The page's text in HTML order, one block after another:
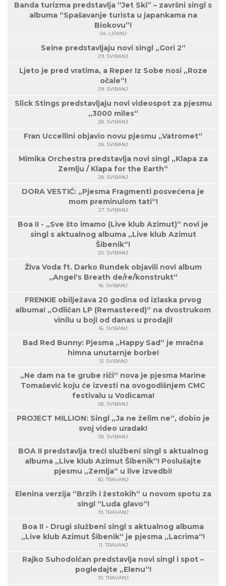
Banda turizma predstavlja “Jet Ski” – završni singl s
albuma “Spašavanje turista u japankama na
Biokovu”!
04. LIPANJ
Seine predstavljaju novi singl „Gori 2“
29. SVIBANJ
Ljeto je pred vratima, a Reper Iz Sobe nosi „Roze
očale“!
29. SVIBANJ
Slick Stings predstavljaju novi videospot za pjesmu
„3000 miles“
28. SVIBANJ
Fran Uccellini objavio novu pjesmu „Vatromet“
28. SVIBANJ
Mimika Orchestra predstavlja novi singl „Klapa za
Zemlju / Klapa for the Earth“
28. SVIBANJ
DORA VESTIĆ: „Pjesma Fragmenti posvećena je
mom preminulom tati“!
27. SVIBANJ
Boa II - „Sve što imamo (Live klub Azimut)“ novi je
singl s aktualnog albuma „Live klub Azimut
Šibenik“!
20. SVIBANJ
Živa Voda ft. Darko Rundek objavili novi album
„Angel's Breath de/re/konstrukt“
16. SVIBANJ
FRENKIE obilježava 20 godina od izlaska prvog
albuma! „Odličan LP (Remastered)“ na dvostrukom
vinilu u boji od danas u prodaji!
16. SVIBANJ
Bad Red Bunny: Pjesma „Happy Sad“ je mračna
himna unutarnje borbe!
13. SVIBANJ
„Ne dam na te grube riči“ nova je pjesma Marine
Tomašević koju će izvesti na ovogodišnjem CMC
festivalu u Vodicama!
06. SVIBANJ
PROJECT MILLION: Singl „Ja ne želim ne“, dobio je
svoj video uradak!
05. SVIBANJ
BOA II predstavlja treći službeni singl s aktualnog
albuma „Live klub Azimut Šibenik“! Poslušajte
pjesmu „Zemlja“ u live izvedbi!
30. TRAVANJ
Elenina verzija “Brzih i žestokih“ u novom spotu za
singl “Luda glavo“!
19. TRAVANJ
Boa II - Drugi službeni singl s aktualnog albuma
„Live klub Azimut Šibenik“ je pjesma „Lacrima“!
11. TRAVANJ
Rajko Suhodolčan predstavlja novi singl i spot –
pogledajte „Elenu“!
10. TRAVANJ